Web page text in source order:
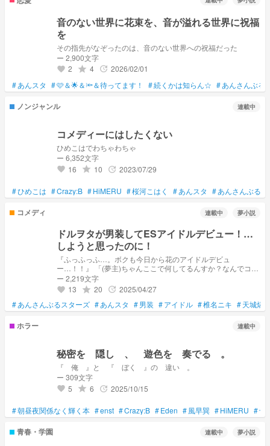
音のない世界に花束を、音が溢れる世界に祝福
を
その指先がなぞったのは、音のない世界への祝福だった
ー 2,900文字
favorite 2 grade 4 update 2026/02/01
#あんスタ #🩷＆🌟＆🔦＆待ってます！ #続くかは知らん☆ #あんさんぶる
ノンジャンル 連載中
コメディーにはしたくない
ひめこはでわちゃわちゃ
ー 6,352文字
favorite 16 grade 10 update 2023/07/29
#ひめこは #Crazy:B #HiMERU #桜河こはく #あんスタ #あんさんぶる
コメディ 連載中 夢小説
ドルヲタが男装してESアイドルデビュー！…
しようと思ったのに！
『ふっふっふ…。ボクも今日から花のアイドルデビュ
ー…！！』 「(夢主)ちゃんここで何してるんすか？なんでコズ
ー 2,219文字
favorite 13 grade 20 update 2025/04/27
#あんさんぶるスターズ #あんスタ #男装 #アイドル #椎名ニキ #天城燐
ホラー 連載中
秘密を 隠し 、 遊色を 奏でる 。
『 俺 』と 『 ぼく 』の 違い 。
ー 309文字
favorite 5 grade 6 update 2025/10/15
#朝昼夜関係なく輝く本 #enst #Crazy:B #Eden #風早巽 #HiMERU #十
青春・学園 連載中 夢小説